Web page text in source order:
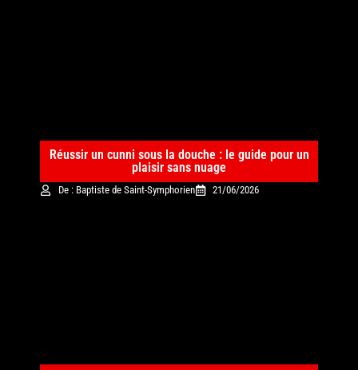
Réussir un cunni sous la douche : le guide pour un
plaisir sans nuage
De : Baptiste de Saint-Symphorien 21/06/2026